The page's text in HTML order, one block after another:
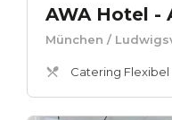
AWA Hotel -
München /
Catering Flexibel